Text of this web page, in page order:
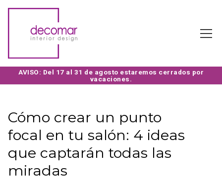
Cómo crear un punto
focal en tu salón: 4 ideas
que captarán todas las
miradas